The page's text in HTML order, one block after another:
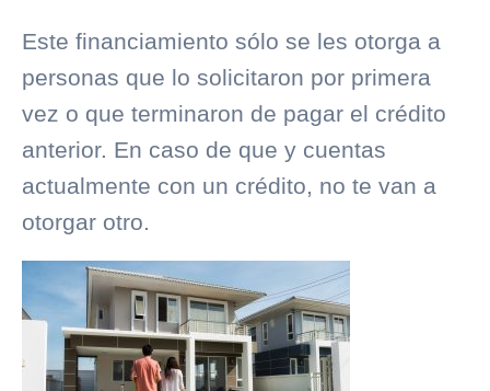
Este financiamiento sólo se les otorga a
personas que lo solicitaron por primera
vez o que terminaron de pagar el crédito
anterior. En caso de que y cuentas
actualmente con un crédito, no te van a
otorgar otro.